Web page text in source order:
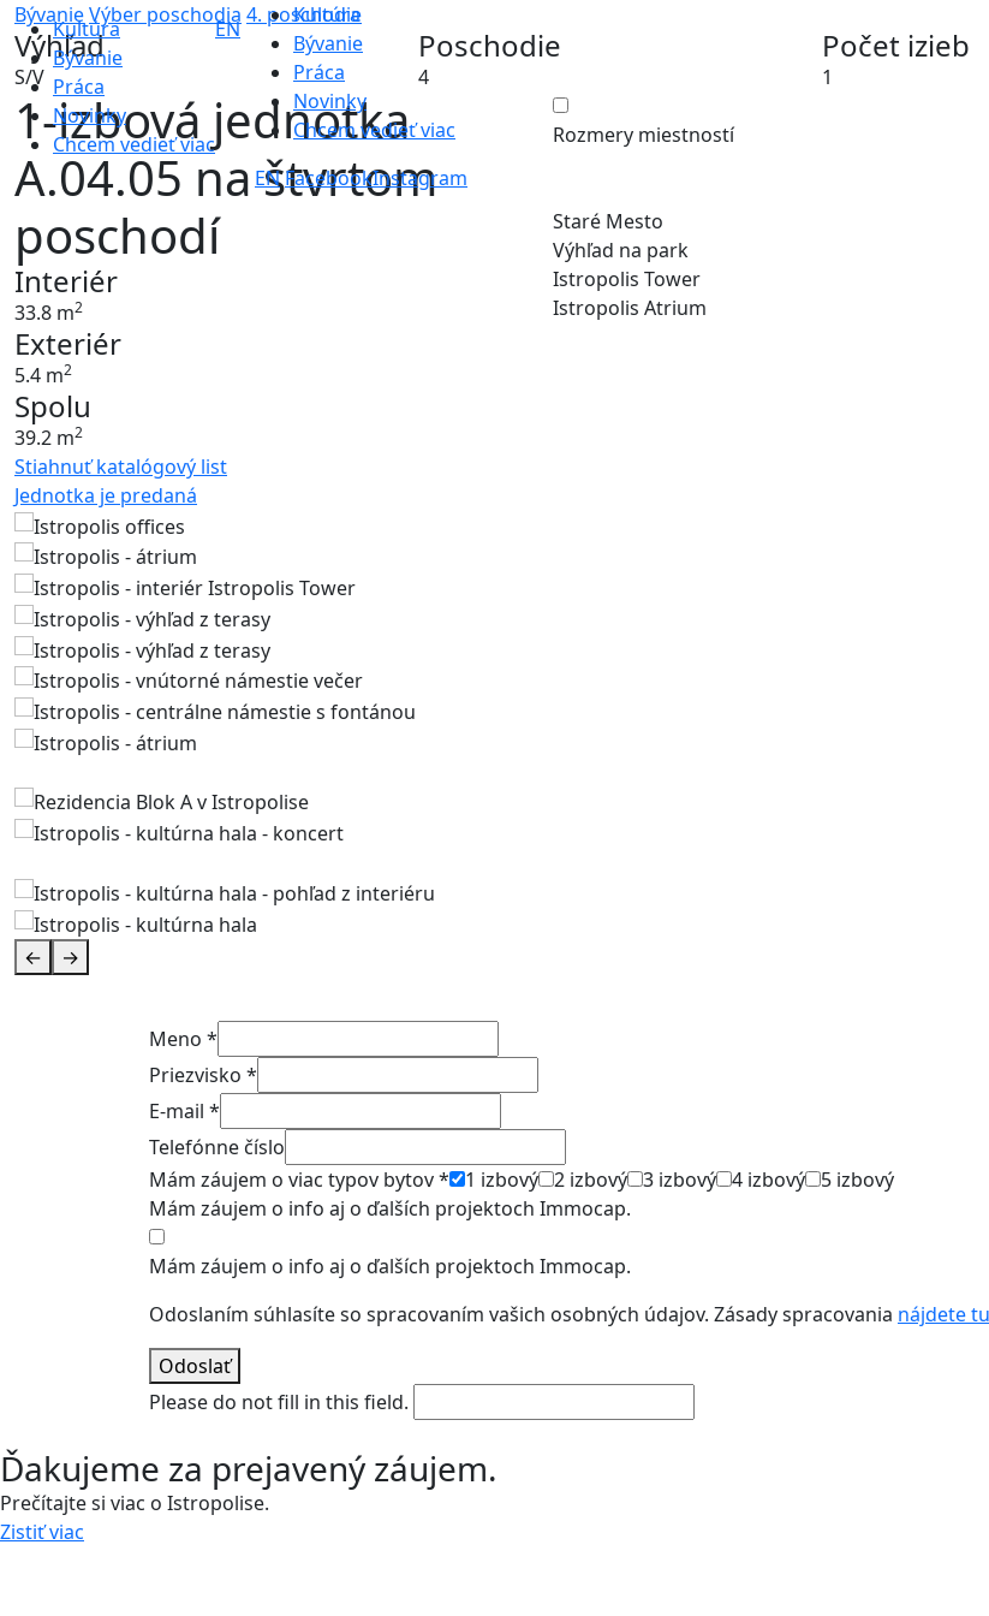
Kultúra
Bývanie
Práca
Novinky
Chcem vedieť viac
EN
Kultúra
Bývanie
Práca
Novinky
Chcem vedieť viac
EN FacebookInstagram
BývanieVýber poschodia 4. poschodie
Výhľad
S/V
Poschodie
4
Počet izieb
1
1-izbová jednotka
A.04.05 na štvrtom
poschodí
Interiér
33.8 m2
Exteriér
5.4 m2
Spolu
39.2 m2
Stiahnuť katalógový list
Jednotka je predaná
Rozmery miestností
Staré Mesto
Výhľad na park
Istropolis Tower
Istropolis Atrium
← →
Meno *
Priezvisko *
E-mail *
Telefónne číslo
Mám záujem o viac typov bytov* 1 izbový 2 izbový 3 izbový 4 izbový
5 izbový
Mám záujem o info aj o ďalších projektoch Immocap.
Mám záujem o info aj o ďalších projektoch Immocap.
Odoslaním súhlasíte so spracovaním vašich osobných údajov. Zásady spracovania nájdete tu
Odoslať
Please do not fill in this field.
Ďakujeme za prejavený záujem.
Prečítajte si viac o Istropolise.
Zistiť viac